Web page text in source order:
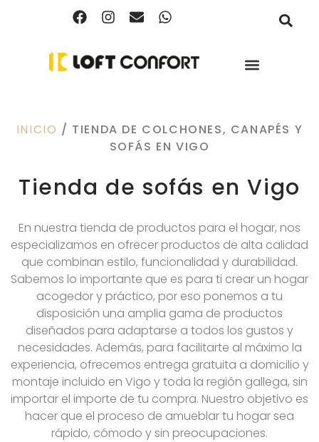
INICIO / TIENDA DE COLCHONES, CANAPÉS Y
SOFÁS EN VIGO
Tienda de sofás en Vigo
En nuestra tienda de productos para el hogar, nos
especializamos en ofrecer productos de alta calidad
que combinan estilo, funcionalidad y durabilidad.
Sabemos lo importante que es para ti crear un hogar
acogedor y práctico, por eso ponemos a tu
disposición una amplia gama de productos
diseñados para adaptarse a todos los gustos y
necesidades. Además, para facilitarte al máximo la
experiencia, ofrecemos entrega gratuita a domicilio y
montaje incluido en Vigo y toda la región gallega, sin
importar el importe de tu compra. Nuestro objetivo es
hacer que el proceso de amueblar tu hogar sea
rápido, cómodo y sin preocupaciones.